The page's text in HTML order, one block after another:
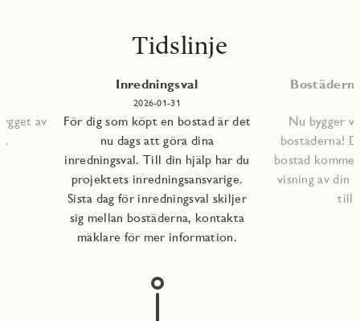
Tidslinje
av
Inredningsval
2026-01-31
För dig som köpt en bostad är det
nu dags att göra dina
inredningsval. Till din hjälp har du
projektets inredningsansvarige.
Sista dag för inredningsval skiljer
sig mellan bostäderna, kontakta
mäklare för mer information.
Nu bygger
bostäderna!
bostad
visning av din